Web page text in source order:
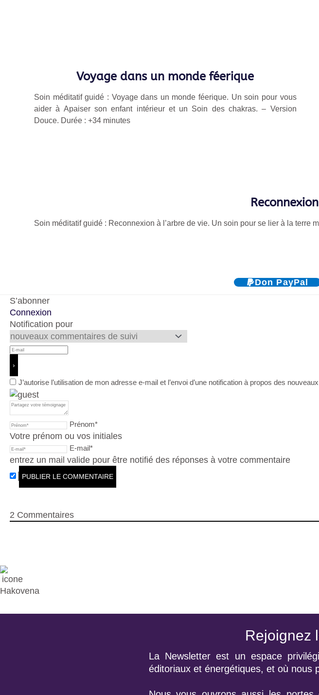
Voyage dans un monde féerique
Soin méditatif guidé : Voyage dans un monde féerique. Un soin pour vous
aider à Apaiser son enfant intérieur et un Soin des chakras. – Version
Douce. Durée : +34 minutes
Soin méditatif guidé : Reconnexion à l’arbre de vie. Un soin pour se lier à la terre
Don PayPal
S’abonner
Connexion
Notification pour
J’autorise l’utilisation de mon adresse e-mail et l’envoi d’une notification à propos des
Prénom*
Votre prénom ou vos initiales
E-mail*
entrez un mail valide pour être notifié des réponses à votre commentaire
2 Commentaires
Rejoignez
La Newsletter est un espace
éditoriaux et énergétiques, et où nous